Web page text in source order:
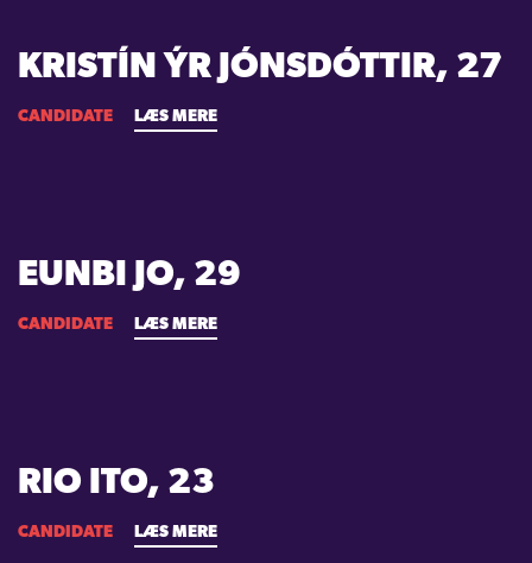
KRISTÍN ÝR JÓNSDÓTTIR, 27
CANDIDATE LÆS MERE
EUNBI JO, 29
CANDIDATE LÆS MERE
RIO ITO, 23
CANDIDATE LÆS MERE